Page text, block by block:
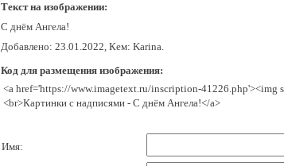
Текст на изображении:
С днём Ангела!
Добавлено: 23.01.2022, Кем: Karina.
Код для размещения изображения:
<a href='https://www.imagetext.ru/inscription-
<br>Картинки с надписями - С днём Ангела!</a>
Имя: